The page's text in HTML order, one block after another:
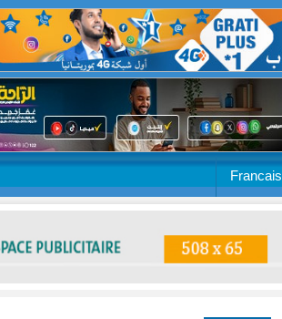
Francais